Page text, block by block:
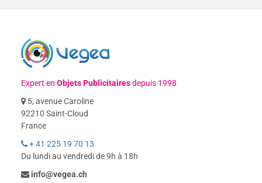
Expert enObjets Publicitairesdepuis 1998
5, avenue Caroline
92210 Saint-Cloud
France
+ 41 225 19 70 13
Du lundi au vendredi de 9h à 18h
info@vegea.ch